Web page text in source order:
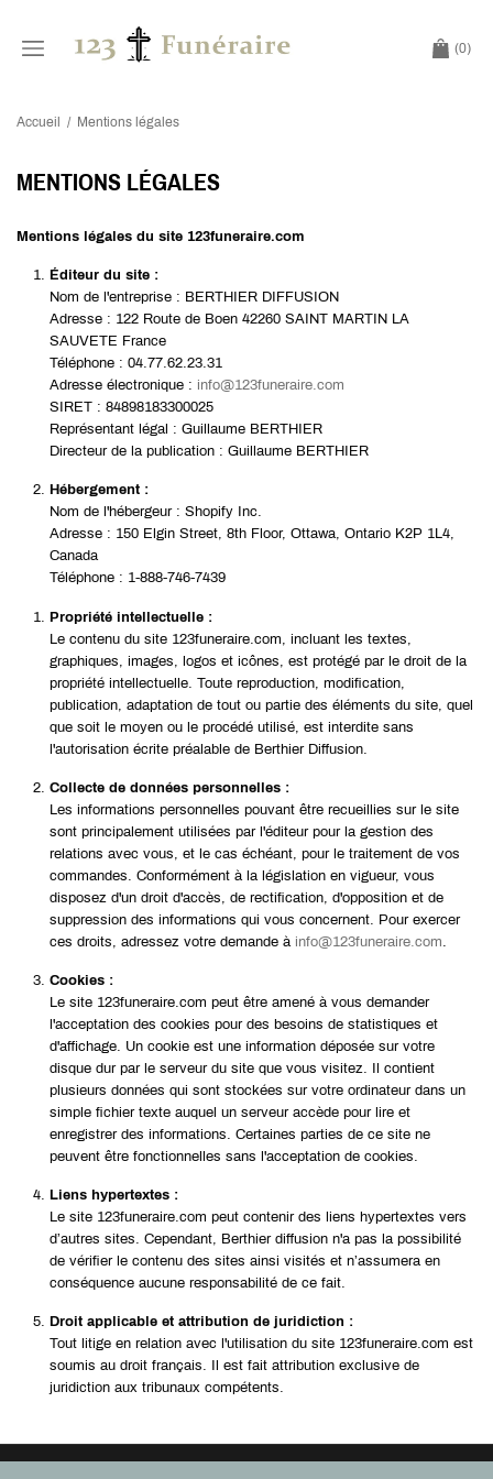
(0)
Accueil / Mentions légales
MENTIONS LÉGALES
Mentions légales du site 123funeraire.com
Éditeur du site :
Nom de l'entreprise : BERTHIER DIFFUSION
Adresse : 122 Route de Boen 42260 SAINT MARTIN LA
SAUVETE France
Téléphone : 04.77.62.23.31
Adresse électronique : info@123funeraire.com
SIRET : 84898183300025
Représentant légal : Guillaume BERTHIER
Directeur de la publication : Guillaume BERTHIER
Hébergement :
Nom de l'hébergeur : Shopify Inc.
Adresse : 150 Elgin Street, 8th Floor, Ottawa, Ontario K2P 1L4,
Canada
Téléphone : 1-888-746-7439
Propriété intellectuelle :
Le contenu du site 123funeraire.com, incluant les textes,
graphiques, images, logos et icônes, est protégé par le droit de la
propriété intellectuelle. Toute reproduction, modification,
publication, adaptation de tout ou partie des éléments du site, quel
que soit le moyen ou le procédé utilisé, est interdite sans
l'autorisation écrite préalable de Berthier Diffusion.
Collecte de données personnelles :
Les informations personnelles pouvant être recueillies sur le site
sont principalement utilisées par l'éditeur pour la gestion des
relations avec vous, et le cas échéant, pour le traitement de vos
commandes. Conformément à la législation en vigueur, vous
disposez d'un droit d'accès, de rectification, d'opposition et de
suppression des informations qui vous concernent. Pour exercer
ces droits, adressez votre demande à info@123funeraire.com
Cookies :
Le site 123funeraire.com peut être amené à vous demander
l'acceptation des cookies pour des besoins de statistiques et
d'affichage. Un cookie est une information déposée sur votre
disque dur par le serveur du site que vous visitez. Il contient
plusieurs données qui sont stockées sur votre ordinateur dans un
simple fichier texte auquel un serveur accède pour lire et
enregistrer des informations. Certaines parties de ce site ne
peuvent être fonctionnelles sans l'acceptation de cookies.
Liens hypertextes :
Le site 123funeraire.com peut contenir des liens hypertextes vers
d’autres sites. Cependant, Berthier diffusion n'a pas la possibilité
de vérifier le contenu des sites ainsi visités et n’assumera en
conséquence aucune responsabilité de ce fait.
Droit applicable et attribution de juridiction :
Tout litige en relation avec l'utilisation du site 123funeraire.com est
soumis au droit français. Il est fait attribution exclusive de
juridiction aux tribunaux compétents.